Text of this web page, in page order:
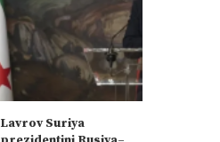
Lavrov Suriya